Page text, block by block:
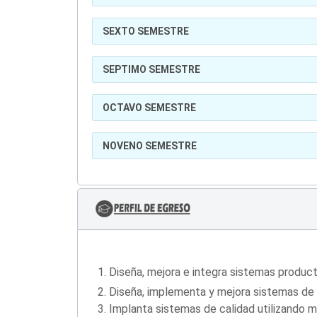
SEXTO SEMESTRE
SEPTIMO SEMESTRE
OCTAVO SEMESTRE
NOVENO SEMESTRE
Diseña, mejora e integra sistemas
Diseña, implementa y mejora sistemas
Implanta sistemas de calidad utilizando